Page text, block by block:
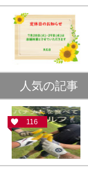
人気の記事
116